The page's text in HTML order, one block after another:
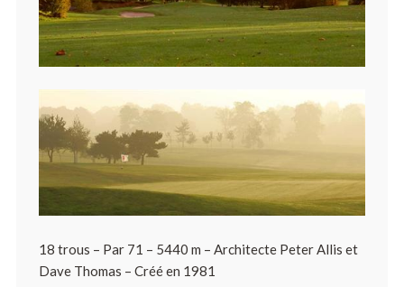
18 trous – Par 71 – 5440 m – Architecte Peter Allis et
Dave Thomas – Créé en 1981